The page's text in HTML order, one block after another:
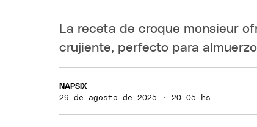
La receta de croque monsieur
crujiente, perfecto para
NAPSIX
29 de agosto de 2025 · 20:05 hs